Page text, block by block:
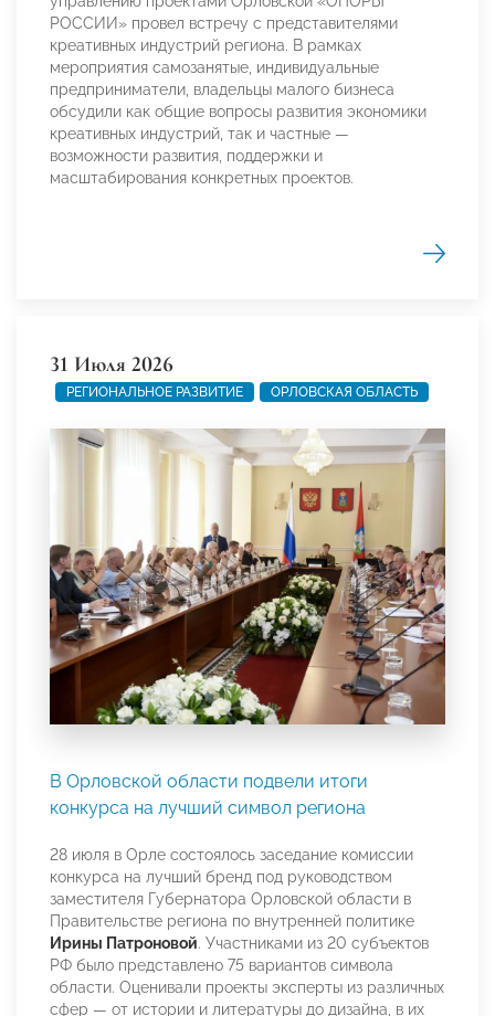
РОССИИ» провел встречу с представителями
креативных индустрий региона. В рамках
мероприятия самозанятые, индивидуальные
предприниматели, владельцы малого бизнеса
обсудили как общие вопросы развития экономики
креативных индустрий, так и частные —
возможности развития, поддержки и
масштабирования конкретных проектов.
31 Июля 2026
РЕГИОНАЛЬНОЕ РАЗВИТИЕ ОРЛОВСКАЯ ОБЛАСТЬ
В Орловской области подвели итоги
конкурса на лучший символ региона
28 июля в Орле состоялось заседание комиссии
конкурса на лучший бренд под руководством
заместителя Губернатора Орловской области в
Правительстве региона по внутренней политике
Ирины Патроновой. Участниками из 20 субъектов
РФ было представлено 75 вариантов символа
области. Оценивали проекты эксперты из различных
сфер — от истории и литературы до дизайна, в их